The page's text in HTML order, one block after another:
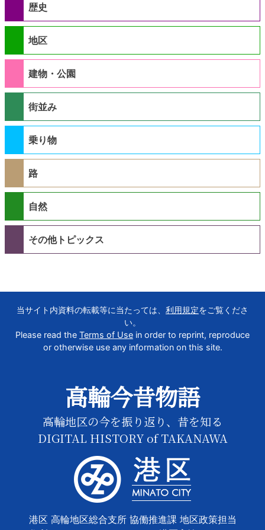
歴史
地区
建物・公園
街並み
乗り物
路
自然
その他トピックス
当サイト内資料の転載等に当たっては、 利用規定をご覧くださ
い。
Please read the Terms of Use in order to reprint, reproduce
or otherwise use any information on this site.
高輪今昔物語
高輪地区の今を振り返り、昔を知る
DIGITAL HISTORY of TAKANAWA
港区 高輪地区総合支所 協働推進課 地区政策担当